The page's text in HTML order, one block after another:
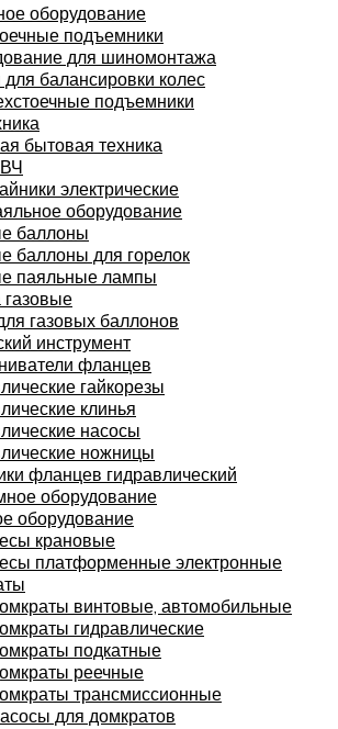
оборудование
подъемники
для шиномонтажа
для балансировки колес
подъемники
бытовая техника
электрические
оборудование
баллоны
баллоны для горелок
паяльные лампы
газовые
газовых баллонов
инструмент
фланцев
гайкорезы
клинья
насосы
ножницы
фланцев гидравлический
оборудование
оборудование
крановые
платформенные электронные
винтовые, автомобильные
гидравлические
подкатные
реечные
трансмиссионные
для домкратов